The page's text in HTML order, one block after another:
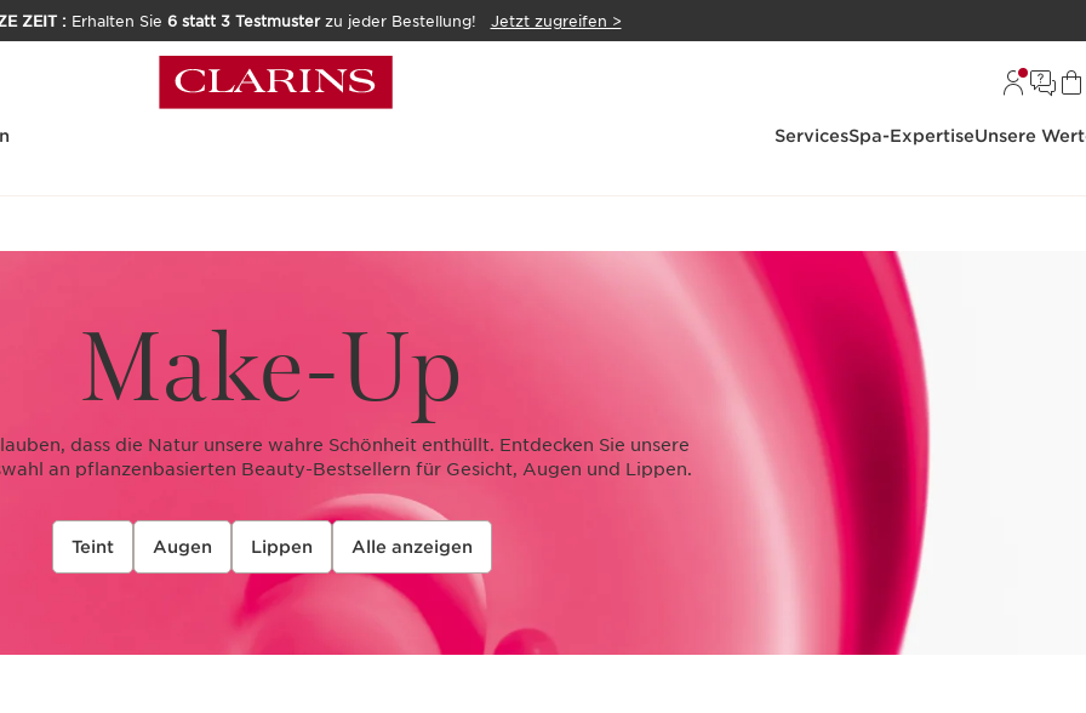
ZEIT : Erhalten Sie 6 statt 3 Testmusterzu jeder Bestellung! Jetzt zugreifen >
ServicesSpa-ExpertiseUnsere
Make-Up
dass die Natur unsere wahre Schönheit enthüllt. Entdecken Sie unsere
an pflanzenbasierten Beauty-Bestsellern für Gesicht, Augen und Lippen.
Teint Augen Lippen Alle anzeigen